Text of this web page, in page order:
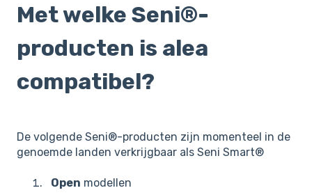
Met welke Seni®-
producten is alea
compatibel?
De volgende Seni®-producten zijn momenteel in de
genoemde landen verkrijgbaar als Seni Smart®
Open modellen